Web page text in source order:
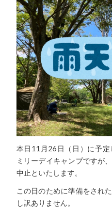
本日11月26日（日）に予
ミリーデイキャンプですが
中止といたします。
この日のために準備をされ
し訳ありません。